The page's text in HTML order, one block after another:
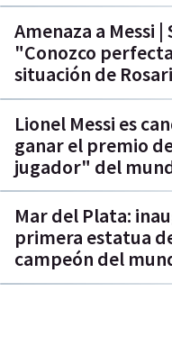
Amenaza a Messi
"Conozco
situación de
Lionel Messi es
ganar el premio
jugador" del
Mar del Plata:
primera estatua
campeón del